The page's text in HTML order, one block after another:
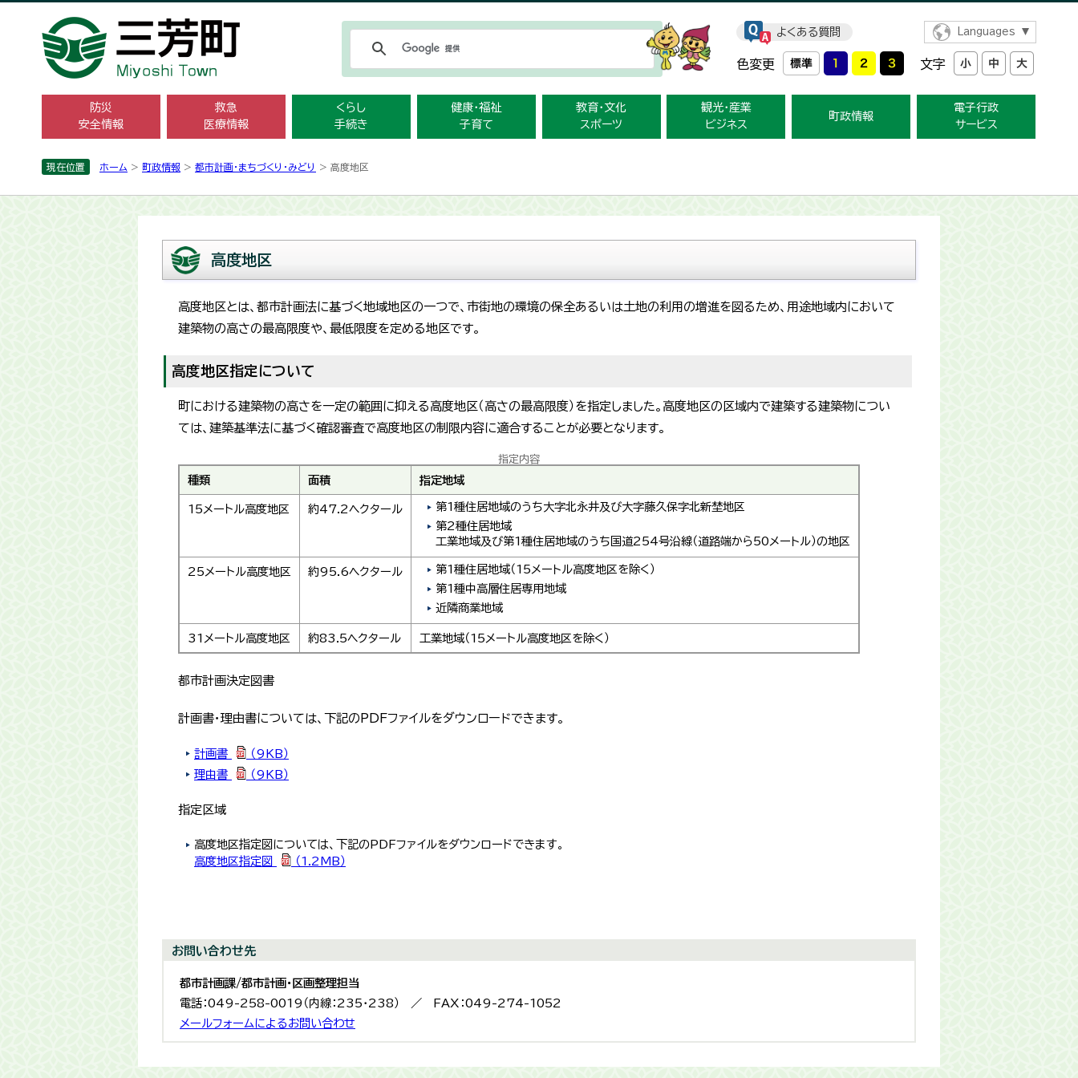
よくある質問 Languages
色変更 文字
防災
安全情報
救急
医療情報
くらし
手続き
健康・福祉
子育て
教育・文化
スポーツ
観光・産業
ビジネス
町政情報
電子行政
サービス
現在位置 ホーム > 町政情報 > 都市計画・­まちづくり­・みどり > 高度地区
高度地区
高度地区とは、都市計画法に基づく地域地区の一つで、市街地の環境の保全あるいは土地の利用の増進を図るため、用途地域内において
建築物の高さの最高限度や、最低限度を定める地区です。
高度地区指定について
町における建築物の高さを一定の範囲に抑える高度地区（高さの最高限度）を指定しました。高度地区の区域内で建築する建築物につい
ては、建築基準法に基づく確認審査で高度地区の制限内容に適合することが必要となります。
指定内容
種類 面積 指定地域
15メートル高度地区 約47.2ヘクタール
第1種住居地域のうち大字北永井及び大字藤久保字北新埜地区
第2種住居地域
工業地域及び第1種住居地域のうち国道254号沿線（道路端から50メートル）の地区
25メートル高度地区 約95.6ヘクタール
第1種住居地域（15メートル高度地区を除く）
第1種中高層住居専用地域
近隣商業地域
31メートル高度地区 約83.5ヘクタール 工業地域（15メートル高度地区を除く）
都市計画決定図書
計画書・理由書については、下記のPDFファイルをダウンロードできます。
計画書
（9KB）
理由書
（9KB）
指定区域
高度地区指定図については、下記のPDFファイルをダウンロードできます。
高度地区指定図
（1.2MB）
お問い合わせ先
都市計画課/都市計画・区画整理担当
電話：049-258-0019（内線：235・238） ／ FAX：049-274-1052
メールフォームによるお問い合わせ